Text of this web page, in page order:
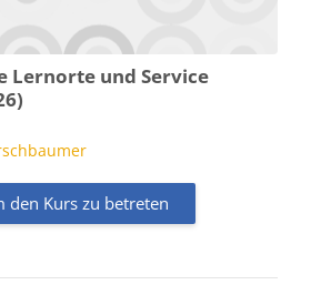
Lernorte und Service
den Kurs zu betreten